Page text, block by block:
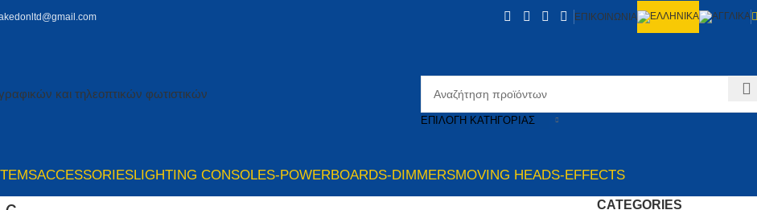
ΕΠΙΚΟΙΝΩΝΙΑ
ΕΠΙΛΟΓΉ ΚΑΤΗΓΟΡΊΑΣ
ACCESSORIESLIGHTING CONSOLES-POWERBOARDS-DIMMERSMOVING HEADS-EFFECTS
CATEGORIES